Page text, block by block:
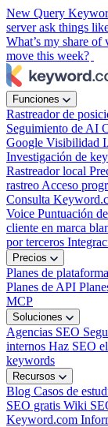
New Query
server ask things
What’s my share of
move this week?
Funciones
Rastreador de
Seguimiento de AI
Google Visibilidad
Investigación de
Rastreador local
rastreo Acceso
Consulta
Voice Puntuación
cliente en marca
por terceros
Precios
Planes de plataforma
Planes de API
MCP
Soluciones
Agencias SEO
internos Haz SEO
keywords
Recursos
Blog Casos de
SEO gratis Wiki
Keyword.com